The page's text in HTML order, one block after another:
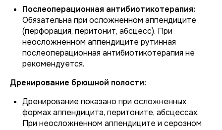
Послеоперационная антибиотикотерапия:
Обязательна при осложненном аппендиците
(перфорация, перитонит, абсцесс). При
неосложненном аппендиците рутинная
послеоперационная антибиотикотерапия не
рекомендуется.
Дренирование брюшной полости:
Дренирование показано при осложненных
формах аппендицита, перитоните, абсцессах.
При неосложненном аппендиците и серозном